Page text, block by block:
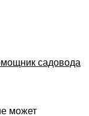
садовода
может